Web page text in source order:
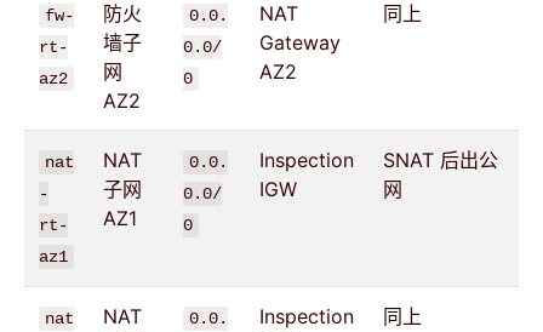
fw-
rt-
az2
防火
墙子
网
AZ2
0.0.
0.0/
0
NAT
Gateway
AZ2
同上
nat
-
rt-
az1
NAT
子网
AZ1
0.0.
0.0/
0
Inspection
IGW
SNAT 后出公
网
nat
NAT
0.0.
Inspection
同上